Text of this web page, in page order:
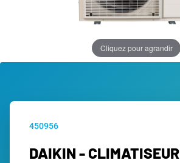
Cliquez pour agrandir
450956
DAIKIN - CLIMATISEUR